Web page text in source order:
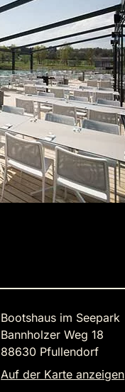
Bootshaus im Seepark
Bannholzer Weg 18
88630 Pfullendorf
Auf der Karte anzeigen